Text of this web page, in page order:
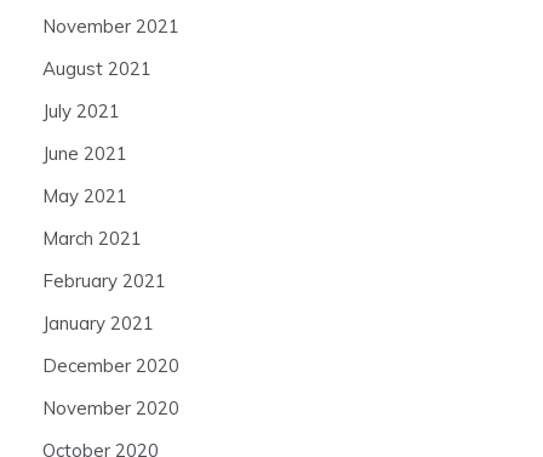
November 2021
August 2021
July 2021
June 2021
May 2021
March 2021
February 2021
January 2021
December 2020
November 2020
October 2020